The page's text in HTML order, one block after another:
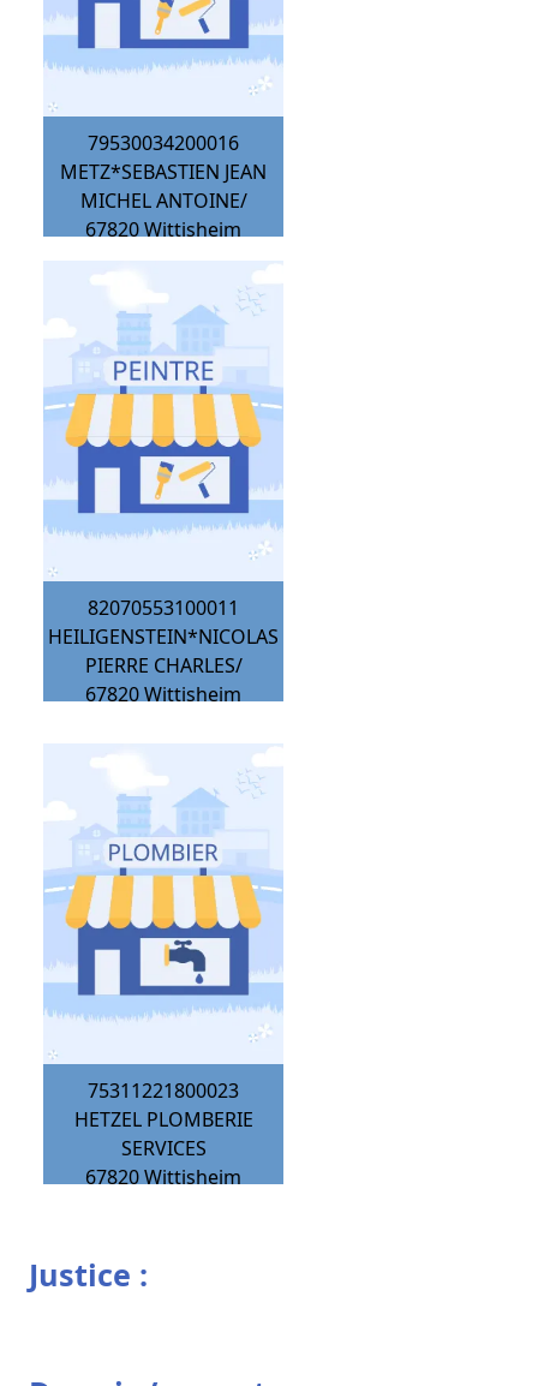
79530034200016
METZ*SEBASTIEN JEAN
MICHEL ANTOINE/
67820Wittisheim
82070553100011
HEILIGENSTEIN*NICOLAS
PIERRE CHARLES/
67820Wittisheim
75311221800023
HETZEL PLOMBERIE
SERVICES
67820Wittisheim
Justice :